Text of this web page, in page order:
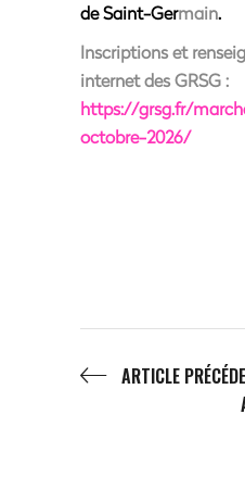
de Saint-Germain.
Inscriptions et
internet des GRSG :
https://grsg.fr/
octobre-2026/
ARTICLE